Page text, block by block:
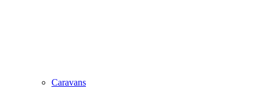
Caravans